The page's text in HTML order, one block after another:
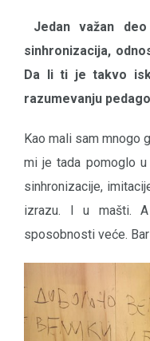
Jedan važan
sinhronizacija,
Da li ti je takvo
razumevanju
Kao mali sam mnogo
mi je tada pomoglo u
sinhronizacije,
izrazu. I u mašti.
sposobnosti veće.